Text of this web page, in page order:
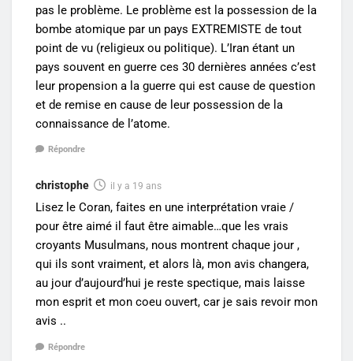
pas le problème. Le problème est la possession de la
bombe atomique par un pays EXTREMISTE de tout
point de vu (religieux ou politique). L’Iran étant un
pays souvent en guerre ces 30 dernières années c’est
leur propension a la guerre qui est cause de question
et de remise en cause de leur possession de la
connaissance de l’atome.
Répondre
christophe il y a 19 ans
Lisez le Coran, faites en une interprétation vraie /
pour être aimé il faut être aimable…que les vrais
croyants Musulmans, nous montrent chaque jour ,
qui ils sont vraiment, et alors là, mon avis changera,
au jour d’aujourd’hui je reste spectique, mais laisse
mon esprit et mon coeu ouvert, car je sais revoir mon
avis ..
Répondre